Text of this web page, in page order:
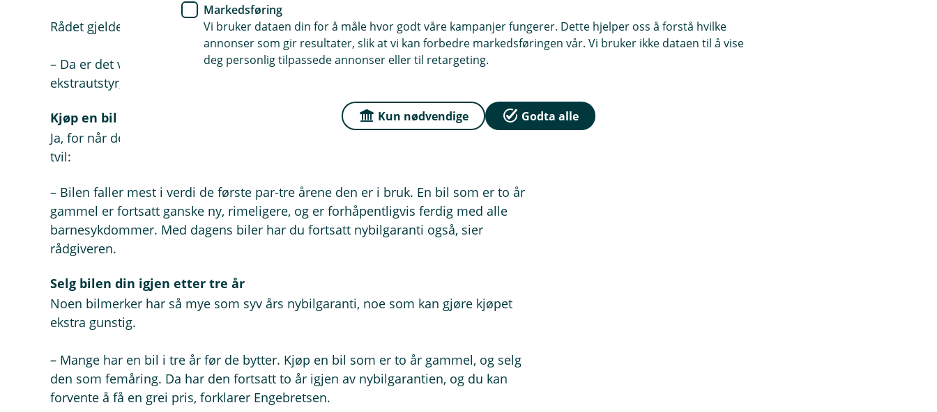
Rådet gjelder også om du skal kjøpe nybil:
– Da er det vanskeligere å få avslag i pris, men du kan til gjengjeld få med mer
ekstrautstyr, forklarer han.
Kjøp en bil som er to år gammel
Ja, for når det gjelder hva som lønner seg rent økonomisk, er ikke Engebretsen i
tvil:
– Bilen faller mest i verdi de første par-tre årene den er i bruk. En bil som er to år
gammel er fortsatt ganske ny, rimeligere, og er forhåpentligvis ferdig med alle
barnesykdommer. Med dagens biler har du fortsatt nybilgaranti også, sier
rådgiveren.
Selg bilen din igjen etter tre år
Noen bilmerker har så mye som syv års nybilgaranti, noe som kan gjøre kjøpet
ekstra gunstig.
– Mange har en bil i tre år før de bytter. Kjøp en bil som er to år gammel, og selg
den som femåring. Da har den fortsatt to år igjen av nybilgarantien, og du kan
forvente å få en grei pris, forklarer Engebretsen.
Markedsføring
Vi bruker dataen din for å måle hvor godt våre kampanjer fungerer. Dette hjelper oss å forstå hvilke
annonser som gir resultater, slik at vi kan forbedre markedsføringen vår. Vi bruker ikke dataen til å vise
deg personlig tilpassede annonser eller til retargeting.
Kun nødvendige Godta alle